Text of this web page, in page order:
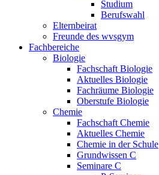
Studium
Berufswahl
Elternbeirat
Freunde des wvsgym
Fachbereiche
Biologie
Fachschaft Biologie
Aktuelles Biologie
Fachräume Biologie
Oberstufe Biologie
Chemie
Fachschaft Chemie
Aktuelles Chemie
Chemie in der Schule
Grundwissen C
Seminare C